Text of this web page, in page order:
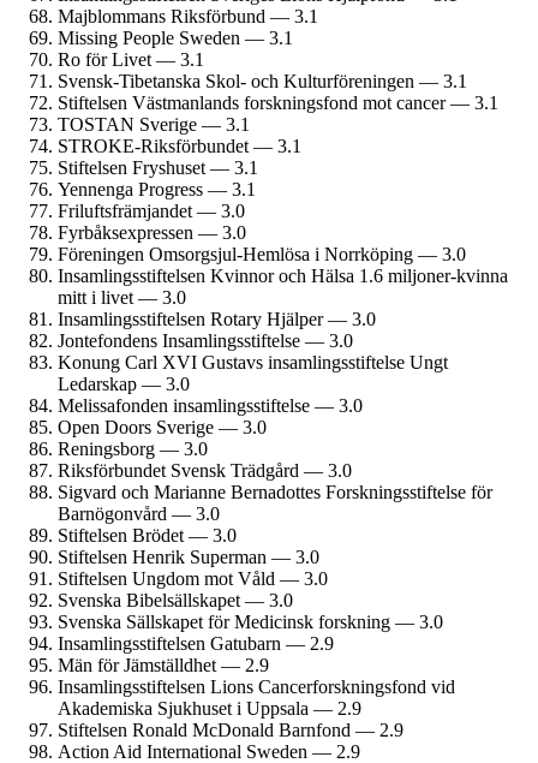
Majblommans Riksförbund — 3.1
Missing People Sweden — 3.1
Ro för Livet — 3.1
Svensk-Tibetanska Skol- och Kulturföreningen — 3.1
Stiftelsen Västmanlands forskningsfond mot cancer — 3.1
TOSTAN Sverige — 3.1
STROKE-Riksförbundet — 3.1
Stiftelsen Fryshuset — 3.1
Yennenga Progress — 3.1
Frilufts­främjandet — 3.0
Fyrbåks­expressen — 3.0
Föreningen Omsorgsjul-Hemlösa i Norrköping — 3.0
Insamlings­stiftelsen Kvinnor och Hälsa 1.6 miljoner-kvinna
mitt i livet — 3.0
Insamlings­stiftelsen Rotary Hjälper — 3.0
Jontefondens Insamlings­stiftelse — 3.0
Konung Carl XVI Gustavs insamlings­stiftelse Ungt
Ledarskap — 3.0
Melissafonden insamlings­stiftelse — 3.0
Open Doors Sverige — 3.0
Reningsborg — 3.0
Riksförbundet Svensk Trädgård — 3.0
Sigvard och Marianne Bernadottes Forskningss­tiftelse för
Barnögon­vård — 3.0
Stiftelsen Brödet — 3.0
Stiftelsen Henrik Superman — 3.0
Stiftelsen Ungdom mot Våld — 3.0
Svenska Bibelsällskapet — 3.0
Svenska Sällskapet för Medicinsk forskning — 3.0
Insamlings­stiftelsen Gatubarn — 2.9
Män för Jämställdhet — 2.9
Insamlings­stiftelsen Lions Cancerforsknings­fond vid
Akademiska Sjukhuset i Uppsala — 2.9
Stiftelsen Ronald McDonald Barnfond — 2.9
Action Aid International Sweden — 2.9